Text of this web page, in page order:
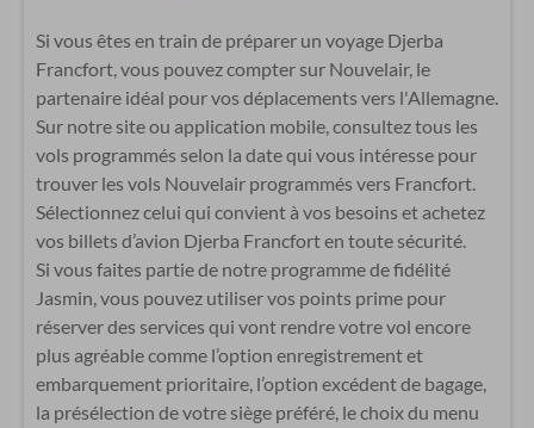
Si vous êtes en train de préparer un voyage Djerba
Francfort, vous pouvez compter sur Nouvelair, le
partenaire idéal pour vos déplacements vers l'Allemagne.
Sur notre site ou application mobile, consultez tous les
vols programmés selon la date qui vous intéresse pour
trouver les vols Nouvelair programmés vers Francfort.
Sélectionnez celui qui convient à vos besoins et achetez
vos billets d’avion Djerba Francfort en toute sécurité.
Si vous faites partie de notre programme de fidélité
Jasmin, vous pouvez utiliser vos points prime pour
réserver des services qui vont rendre votre vol encore
plus agréable comme l’option enregistrement et
embarquement prioritaire, l’option excédent de bagage,
la présélection de votre siège préféré, le choix du menu